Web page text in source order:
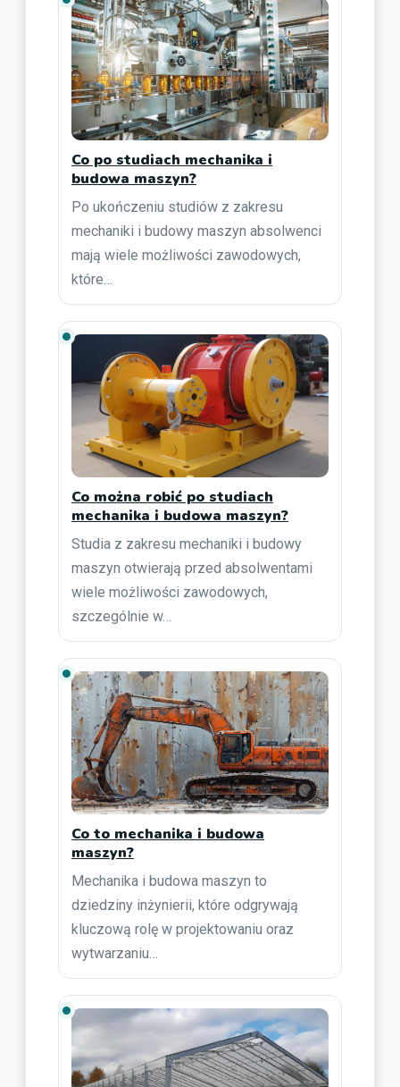
Co po studiach mechanika i
budowa maszyn?
Po ukończeniu studiów z zakresu
mechaniki i budowy maszyn absolwenci
mają wiele możliwości zawodowych,
które…
Co można robić po studiach
mechanika i budowa maszyn?
Studia z zakresu mechaniki i budowy
maszyn otwierają przed absolwentami
wiele możliwości zawodowych,
szczególnie w…
Co to mechanika i budowa
maszyn?
Mechanika i budowa maszyn to
dziedziny inżynierii, które odgrywają
kluczową rolę w projektowaniu oraz
wytwarzaniu…